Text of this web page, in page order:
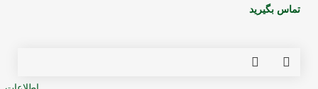
تماس بگیرید